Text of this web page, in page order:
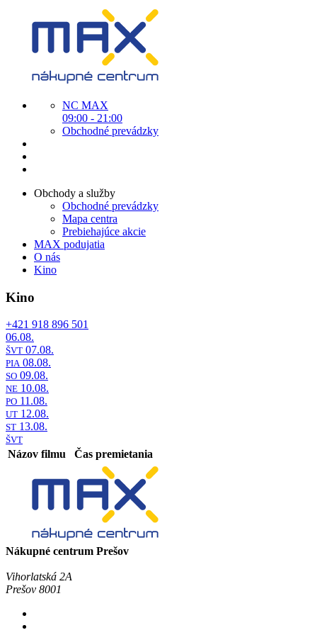
NC MAX
09:00 - 21:00
Obchodné prevádzky
Obchody a služby
Obchodné prevádzky
Mapa centra
Prebiehajúce akcie
MAX podujatia
O nás
Kino
Kino
+421 918 896 501
06.08.
ŠVT 07.08.
PIA 08.08.
SO 09.08.
NE 10.08.
PO 11.08.
UT 12.08.
ST 13.08.
ŠVT
Názov filmu Čas premietania
Nákupné centrum Prešov
Vihorlatská 2A
Prešov 8001